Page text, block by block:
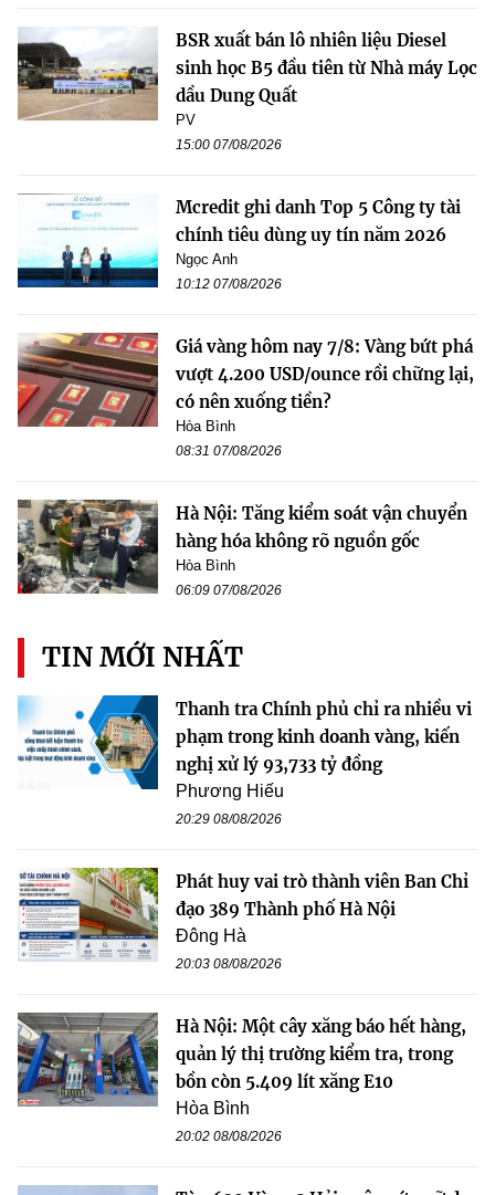
BSR xuất bán lô nhiên liệu Diesel
sinh học B5 đầu tiên từ Nhà máy Lọc
dầu Dung Quất
PV
15:00 07/08/2026
Mcredit ghi danh Top 5 Công ty tài
chính tiêu dùng uy tín năm 2026
Ngọc Anh
10:12 07/08/2026
Giá vàng hôm nay 7/8: Vàng bứt phá
vượt 4.200 USD/ounce rồi chững lại,
có nên xuống tiền?
Hòa Bình
08:31 07/08/2026
Hà Nội: Tăng kiểm soát vận chuyển
hàng hóa không rõ nguồn gốc
Hòa Bình
06:09 07/08/2026
TIN MỚI NHẤT
Thanh tra Chính phủ chỉ ra nhiều vi
phạm trong kinh doanh vàng, kiến
nghị xử lý 93,733 tỷ đồng
Phương Hiếu
20:29 08/08/2026
Phát huy vai trò thành viên Ban Chỉ
đạo 389 Thành phố Hà Nội
Đông Hà
20:03 08/08/2026
Hà Nội: Một cây xăng báo hết hàng,
quản lý thị trường kiểm tra, trong
bồn còn 5.409 lít xăng E10
Hòa Bình
20:02 08/08/2026